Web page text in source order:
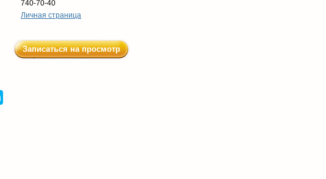
740-70-40
Личная страница
Записаться на просмотр